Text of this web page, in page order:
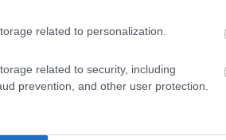
related to personalization.
related to security, including
prevention, and other user protection.